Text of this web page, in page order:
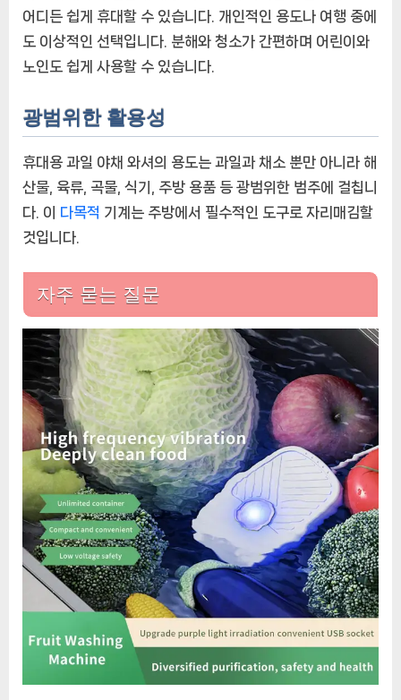
어디든 쉽게 휴대할 수 있습니다. 개인적인 용도나 여행 중에
도 이상적인 선택입니다. 분해와 청소가 간편하며 어린이와
노인도 쉽게 사용할 수 있습니다.
광범위한 활용성
휴대용 과일 야채 와셔의 용도는 과일과 채소 뿐만 아니라 해
산물, 육류, 곡물, 식기, 주방 용품 등 광범위한 범주에 걸칩니
다. 이 다목적 기계는 주방에서 필수적인 도구로 자리매김할
것입니다.
자주 묻는 질문